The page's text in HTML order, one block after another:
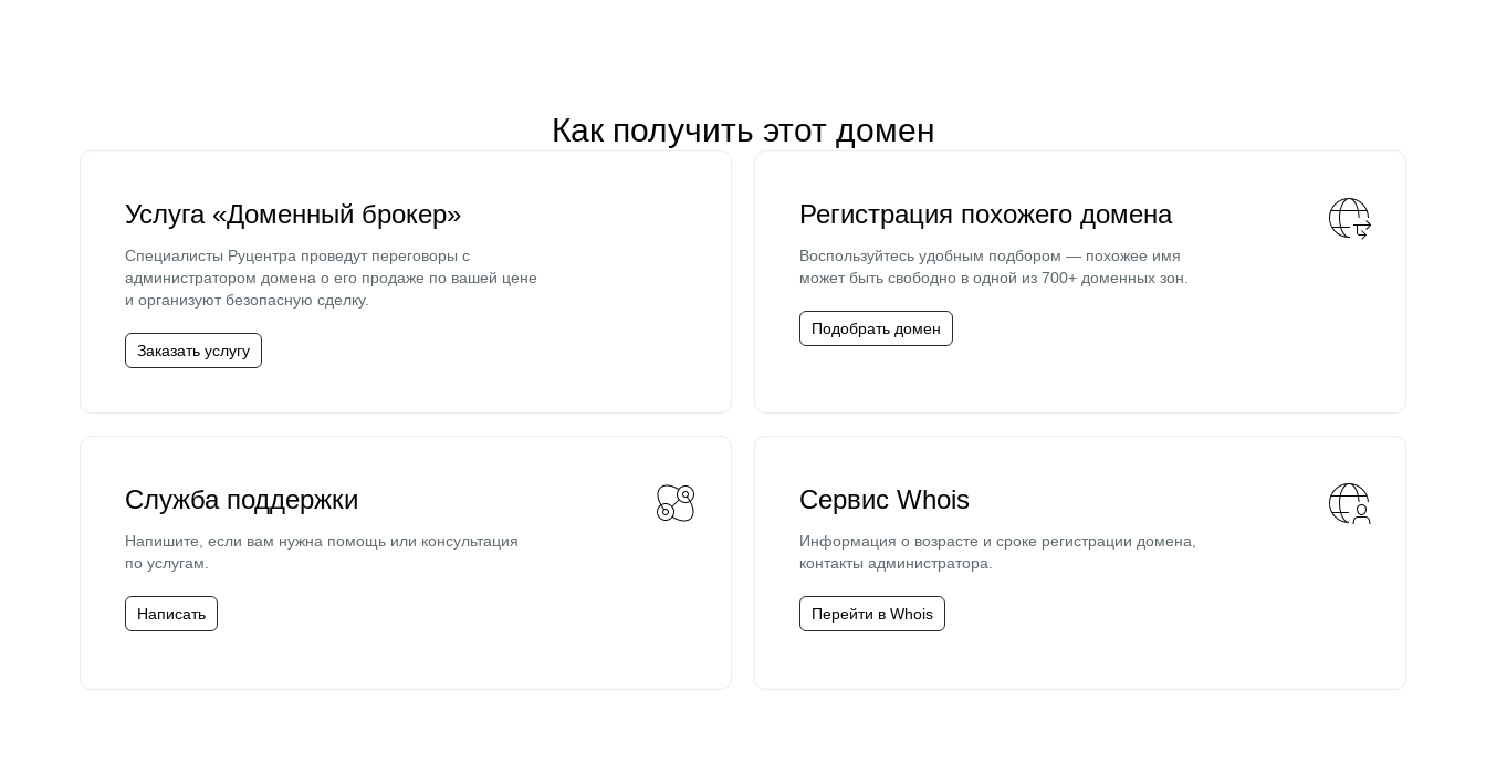
Как получить этот домен
Услуга «Доменный брокер»
Специалисты Руцентра проведут переговоры с
администратором домена о его продаже по вашей цене
и организуют безопасную сделку.
Заказать услугу
Регистрация похожего домена
Воспользуйтесь удобным подбором — похожее имя
может быть свободно в одной из 700+ доменных зон.
Подобрать домен
Служба поддержки
Напишите, если вам нужна помощь или консультация
по услугам.
Написать
Сервис Whois
Информация о возрасте и сроке регистрации домена,
контакты администратора.
Перейти в Whois